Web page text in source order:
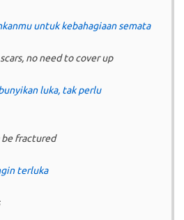
untuk kebahagiaan semata
no need to cover up
luka, tak perlu
be fractured
terluka